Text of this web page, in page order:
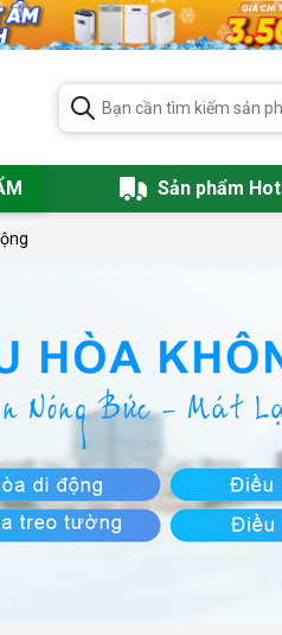
Sản phẩm Hot